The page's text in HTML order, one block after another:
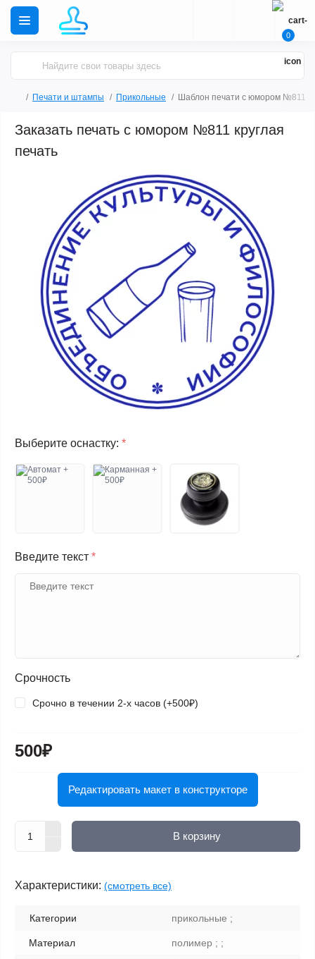
0
Печати и штампы Прикольные Шаблон печати с юмором №811
Заказать печать с юмором №811 круглая
печать
Выберите оснастку: *
Введите текст *
Срочность
Срочно в течении 2-х часов (+500₽)
500₽
Редактировать макет в конструкторе
В корзину
Характеристики: (смотреть все)
Категории прикольные ;
Материал полимер ; ;